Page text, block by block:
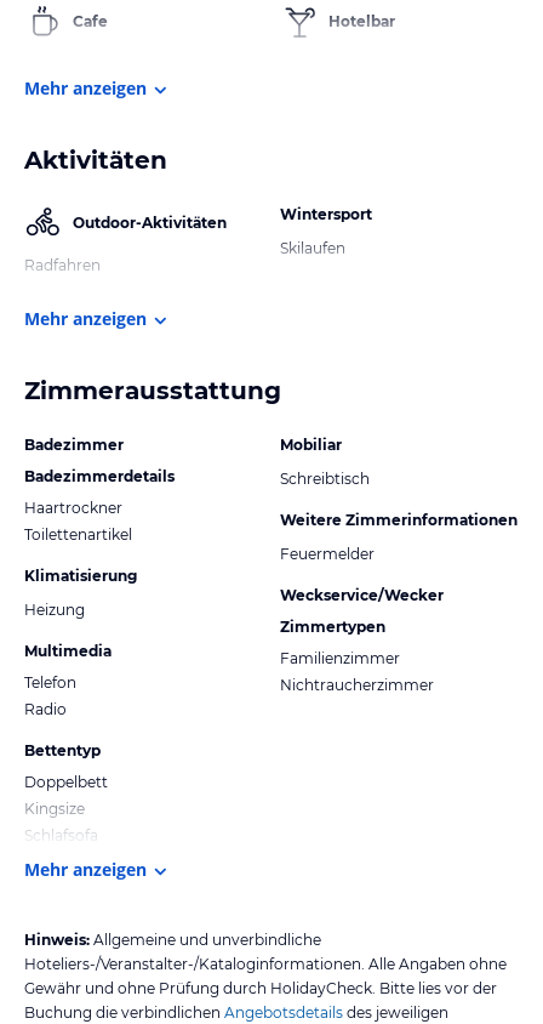
Cafe Hotelbar
Mehr anzeigen
Aktivitäten
Outdoor-Aktivitäten
Radfahren
Wintersport
Skilaufen
Mehr anzeigen
Zimmerausstattung
Badezimmer
Badezimmerdetails
Haartrockner
Toilettenartikel
Klimatisierung
Heizung
Multimedia
Telefon
Radio
Bettentyp
Doppelbett
Kingsize
Schlafsofa
Mobiliar
Schreibtisch
Weitere Zimmerinformationen
Feuermelder
Weckservice/Wecker
Zimmertypen
Familienzimmer
Nichtraucherzimmer
Mehr anzeigen
Hinweis: Allgemeine und unverbindliche
Hoteliers-/Veranstalter-/Kataloginformationen. Alle Angaben ohne
Gewähr und ohne Prüfung durch HolidayCheck. Bitte lies vor der
Buchung die verbindlichen Angebotsdetails des jeweiligen